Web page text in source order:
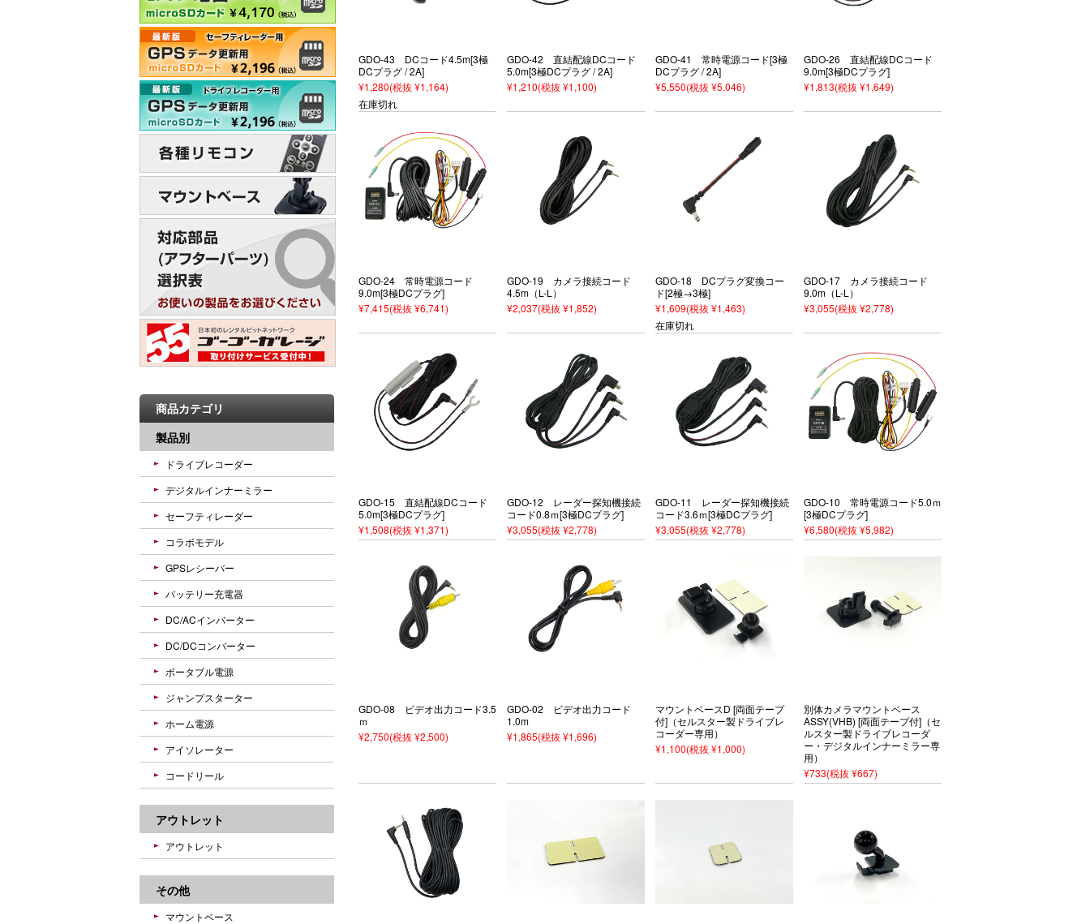
GDO-43 DCコード4.5m[3極
DCプラグ / 2A]
¥1,280(税抜 ¥1,164)
在庫切れ
GDO-42 直結配線DCコード
5.0m[3極DCプラグ / 2A]
¥1,210(税抜 ¥1,100)
GDO-41 常時電源コード[3極
DCプラグ / 2A]
¥5,550(税抜 ¥5,046)
GDO-26 直結配線DCコード
9.0m[3極DCプラグ]
¥1,813(税抜 ¥1,649)
GDO-24 常時電源コード
9.0m[3極DCプラグ]
¥7,415(税抜 ¥6,741)
GDO-19 カメラ接続コード
4.5m（L-L）
¥2,037(税抜 ¥1,852)
GDO-18 DCプラグ変換コー
ド[2極→3極]
¥1,609(税抜 ¥1,463)
在庫切れ
GDO-17 カメラ接続コード
9.0m（L-L）
¥3,055(税抜 ¥2,778)
GDO-15 直結配線DCコード
5.0m[3極DCプラグ]
¥1,508(税抜 ¥1,371)
GDO-12 レーダー探知機接続
コード0.8ｍ[3極DCプラグ]
¥3,055(税抜 ¥2,778)
GDO-11 レーダー探知機接続
コード3.6ｍ[3極DCプラグ]
¥3,055(税抜 ¥2,778)
GDO-10 常時電源コード5.0ｍ
[3極DCプラグ]
¥6,580(税抜 ¥5,982)
GDO-08 ビデオ出力コード3.5
ｍ
¥2,750(税抜 ¥2,500)
GDO-02 ビデオ出力コード
1.0m
¥1,865(税抜 ¥1,696)
マウントベースD [両面テープ
付]（セルスター製ドライブレ
コーダー専用）
¥1,100(税抜 ¥1,000)
別体カメラマウントベース
ASSY(VHB) [両面テープ付]（セ
ルスター製ドライブレコーダ
ー・デジタルインナーミラー専
用）
¥733(税抜 ¥667)
商品カテゴリ
製品別
ドライブレコーダー
デジタルインナーミラー
セーフティレーダー
コラボモデル
GPSレシーバー
バッテリー充電器
DC/ACインバーター
DC/DCコンバーター
ポータブル電源
ジャンプスターター
ホーム電源
アイソレーター
コードリール
アウトレット
アウトレット
その他
マウントベース